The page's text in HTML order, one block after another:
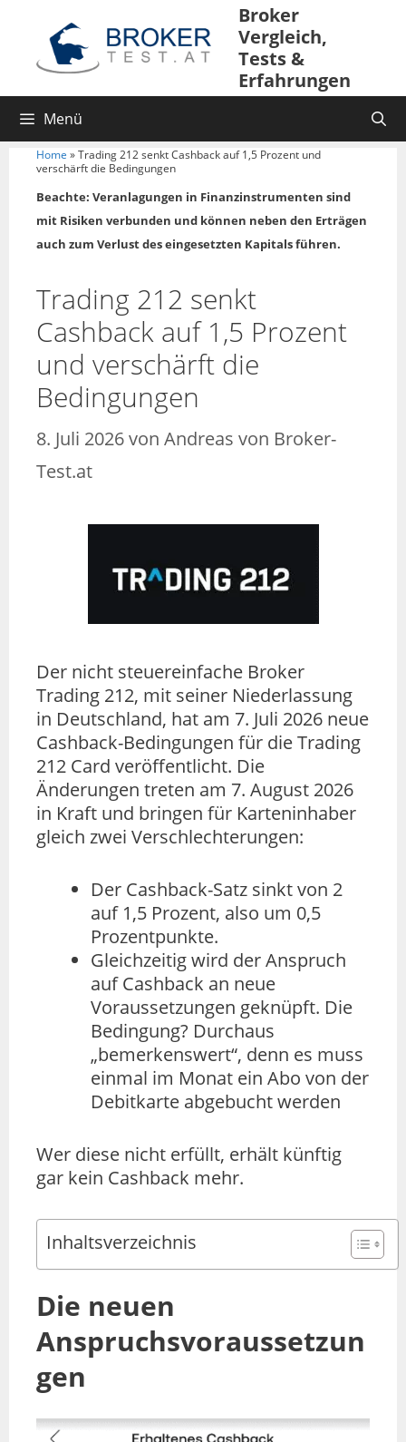
Broker
Vergleich,
Tests &
Erfahrungen
Menü
Home »Trading 212 senkt Cashback auf 1,5 Prozent und
verschärft die Bedingungen
Beachte: Veranlagungen in Finanzinstrumenten sind
mit Risiken verbunden und können neben den Erträgen
auch zum Verlust des eingesetzten Kapitals führen.
Trading 212 senkt
Cashback auf 1,5 Prozent
und verschärft die
Bedingungen
8. Juli 2026von Andreas von Broker-
Test.at
Der nicht steuereinfache Broker
Trading 212, mit seiner Niederlassung
in Deutschland, hat am 7. Juli 2026 neue
Cashback-Bedingungen für die Trading
212 Card veröffentlicht. Die
Änderungen treten am 7. August 2026
in Kraft und bringen für Karteninhaber
gleich zwei Verschlechterungen:
Der Cashback-Satz sinkt von 2
auf 1,5 Prozent, also um 0,5
Prozentpunkte.
Gleichzeitig wird der Anspruch
auf Cashback an neue
Voraussetzungen geknüpft. Die
Bedingung? Durchaus
„bemerkenswert“, denn es muss
einmal im Monat ein Abo von der
Debitkarte abgebucht werden
Wer diese nicht erfüllt, erhält künftig
gar kein Cashback mehr.
Inhaltsverzeichnis
Die neuen
Anspruchsvoraussetzun
gen